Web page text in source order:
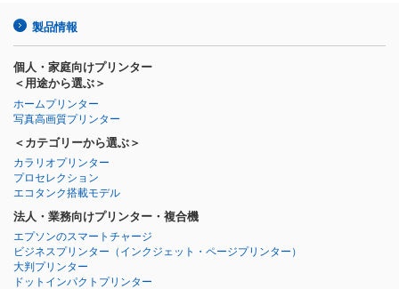
製品情報
個人・家庭向けプリンター
＜用途から選ぶ＞
ホームプリンター
写真高画質プリンター
＜カテゴリーから選ぶ＞
カラリオプリンター
プロセレクション
エコタンク搭載モデル
法人・業務向けプリンター・複合機
エプソンのスマートチャージ
ビジネスプリンター （インクジェット・ページプリンター）
大判プリンター
ドットインパクトプリンター